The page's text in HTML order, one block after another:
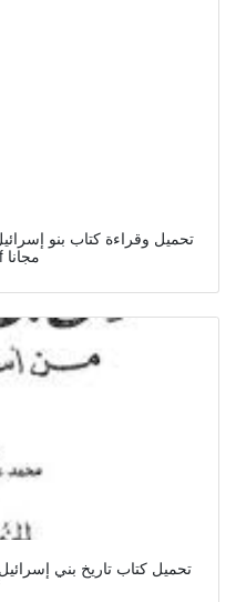
تحميل وقراءة كتاب بنو
مهران Pdf مجانا
تحميل كتاب تاريخ بني